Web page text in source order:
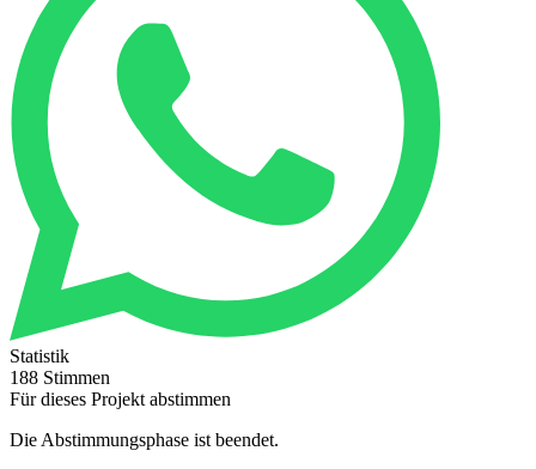
Statistik
188 Stimmen
Für dieses Projekt abstimmen
Die Abstimmungsphase ist beendet.